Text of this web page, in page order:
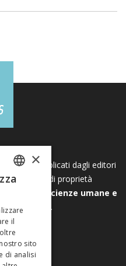
riviste pubblicati dagli editori
Libreo.ch è di proprietà
editori di scienze umane e
di lucro.
FRENCH
×
il
sito
di analisi